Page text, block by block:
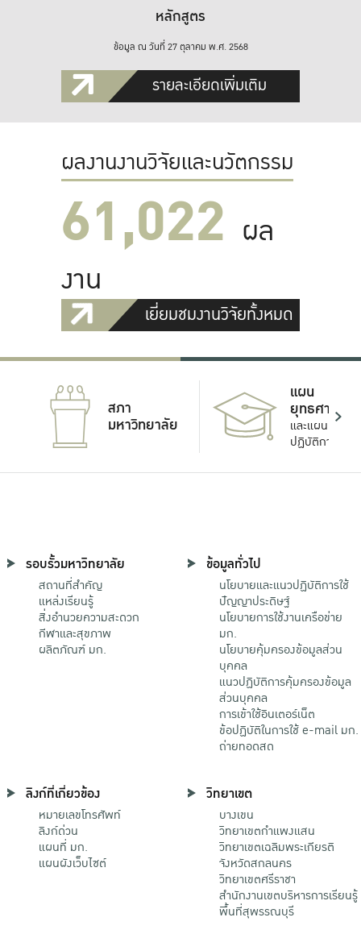
หลักสูตร
ข้อมูล ณ วันที่ 27 ตุลาคม พ.ศ. 2568
รายละเอียดเพิ่มเติม
ผลงานงานวิจัยและนวัตกรรม
61,022 ผล
งาน
เยี่ยมชมงานวิจัยทั้งหมด
สภา
มหาวิทยาลัย
แผน
ยุทธศาสตร์
และแผน
ปฏิบัติการ
รอบรั้วมหาวิทยาลัย
สถานที่สำคัญ
แหล่งเรียนรู้
สิ่งอำนวยความสะดวก
กีฬาและสุขภาพ
ผลิตภัณฑ์ มก.
ข้อมูลทั่วไป
นโยบายและแนวปฏิบัติการใช้
ปัญญาประดิษฐ์
นโยบายการใช้งานเครือข่าย
มก.
นโยบายคุ้มครองข้อมูลส่วน
บุคคล
แนวปฏิบัติการคุ้มครองข้อมูล
ส่วนบุคคล
การเข้าใช้อินเตอร์เน็ต
ข้อปฏิบัติในการใช้ e-mail มก.
ถ่ายทอดสด
ลิงก์ที่เกี่ยวข้อง
หมายเลขโทรศัพท์
ลิงก์ด่วน
แผนที่ มก.
แผนผังเว็บไซต์
วิทยาเขต
บางเขน
วิทยาเขตกําแพงแสน
วิทยาเขตเฉลิมพระเกียรติ
จังหวัดสกลนคร
วิทยาเขตศรีราชา
สำนักงานเขตบริหารการเรียนรู้
พื้นที่สุพรรณบุรี